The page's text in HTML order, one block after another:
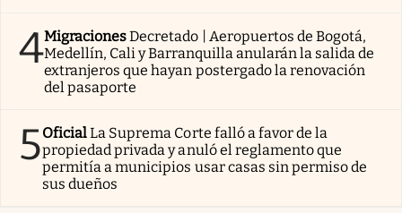
4MigracionesDecretado | Aeropuertos de Bogotá,
Medellín, Cali y Barranquilla anularán la salida de
extranjeros que hayan postergado la renovación
del pasaporte
5OficialLa Suprema Corte falló a favor de la
propiedad privada y anuló el reglamento que
permitía a municipios usar casas sin permiso de
sus dueños